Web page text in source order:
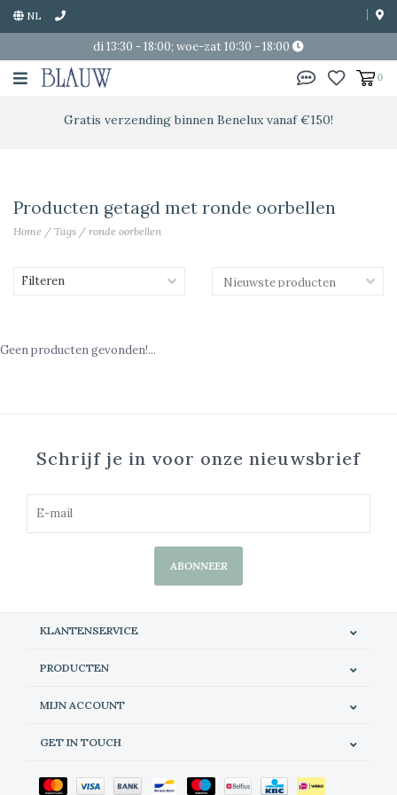
NL
di 13:30 - 18:00; woe-zat 10:30 - 18:00
0
Gratis verzending binnen Benelux vanaf €150!
Producten getagd met ronde oorbellen
Home / Tags / ronde oorbellen
Filteren
Geen producten gevonden!...
Schrijf je in voor onze nieuwsbrief
ABONNEER
KLANTENSERVICE
PRODUCTEN
MIJN ACCOUNT
GET IN TOUCH